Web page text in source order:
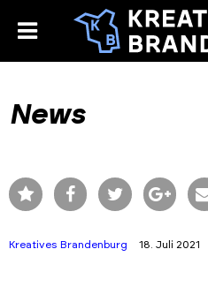
toggle
News
Kreatives Brandenburg 18. Juli 2021